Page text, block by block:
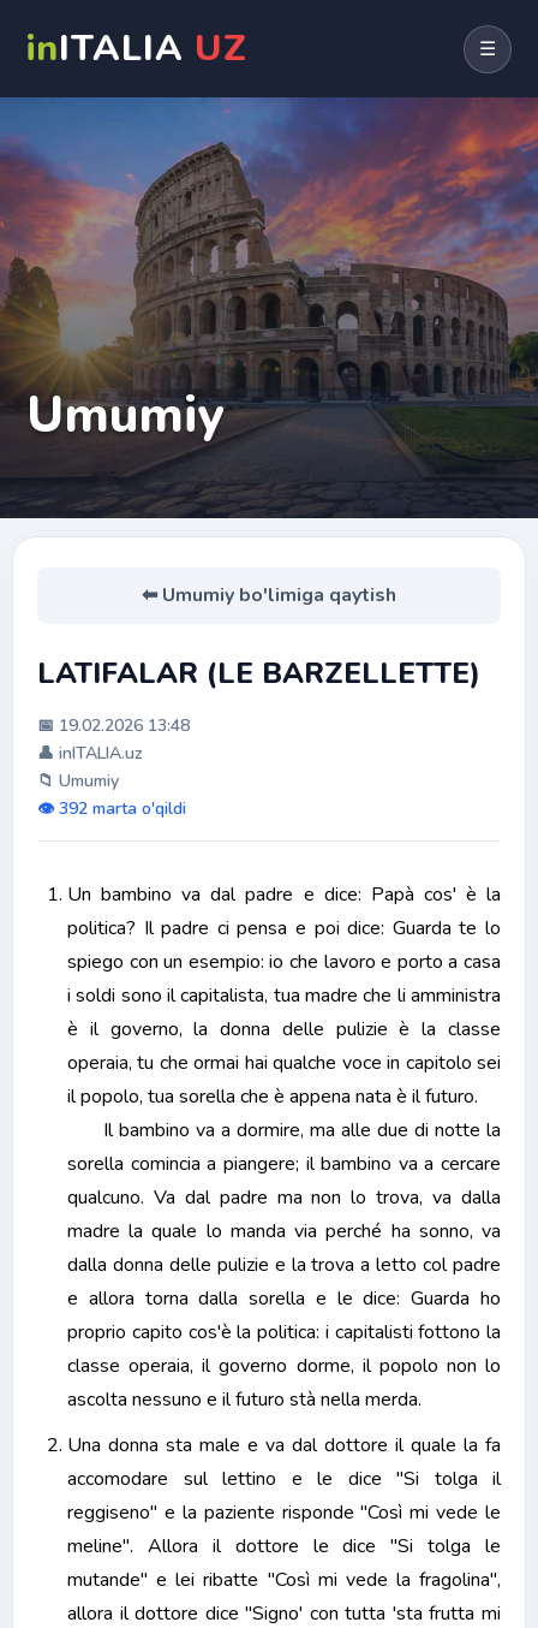
inITALIA UZ ☰
Umumiy
⬅ Umumiy bo'limiga qaytish
LATIFALAR (LE BARZELLETTE)
📅 19.02.2026 13:48
👤 inITALIA.uz
📁 Umumiy
👁️ 392 marta o'qildi
Un bambino va dal padre e dice: Papà cos' è la
politica? Il padre ci pensa e poi dice: Guarda te lo
spiego con un esempio: io che lavoro e porto a casa
i soldi sono il capitalista, tua madre che li amministra
è il governo, la donna delle pulizie è la classe
operaia, tu che ormai hai qualche voce in capitolo sei
il popolo, tua sorella che è appena nata è il futuro.
Il bambino va a dormire, ma alle due di notte la
sorella comincia a piangere; il bambino va a cercare
qualcuno. Va dal padre ma non lo trova, va dalla
madre la quale lo manda via perché ha sonno, va
dalla donna delle pulizie e la trova a letto col padre
e allora torna dalla sorella e le dice: Guarda ho
proprio capito cos'è la politica: i capitalisti fottono la
classe operaia, il governo dorme, il popolo non lo
ascolta nessuno e il futuro stà nella merda.
Una donna sta male e va dal dottore il quale la fa
accomodare sul lettino e le dice "Si tolga il
reggiseno" e la paziente risponde "Così mi vede le
meline". Allora il dottore le dice "Si tolga le
mutande" e lei ribatte "Così mi vede la fragolina",
allora il dottore dice "Signo' con tutta 'sta frutta mi